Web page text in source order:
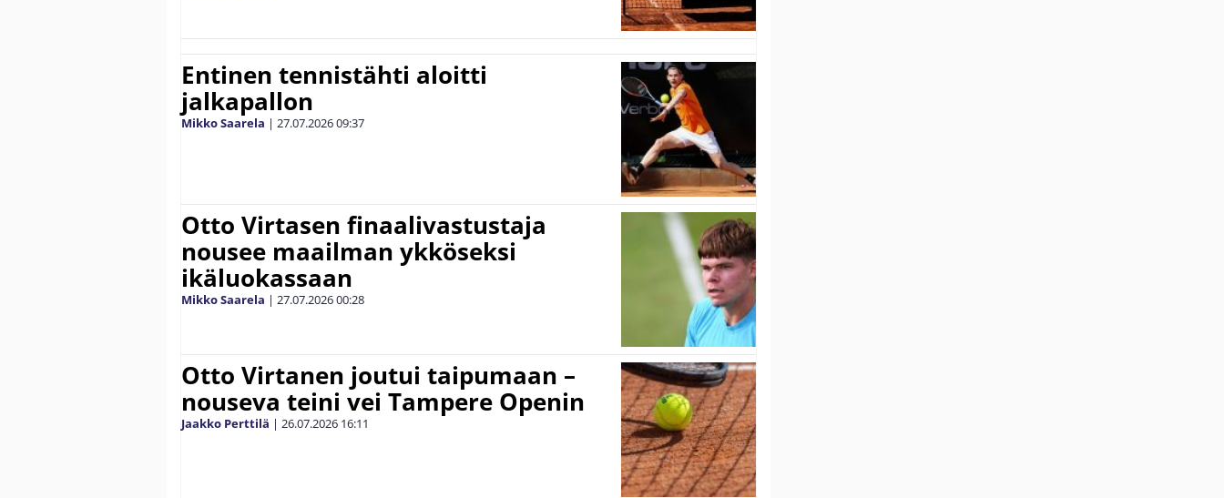
Entinen tennistähti aloitti
jalkapallon
Mikko Saarela | 27.07.202609:37
Otto Virtasen finaalivastustaja
nousee maailman ykköseksi
ikäluokassaan
Mikko Saarela | 27.07.202600:28
Otto Virtanen joutui taipumaan –
nouseva teini vei Tampere Openin
Jaakko Perttilä | 26.07.2026 16:11